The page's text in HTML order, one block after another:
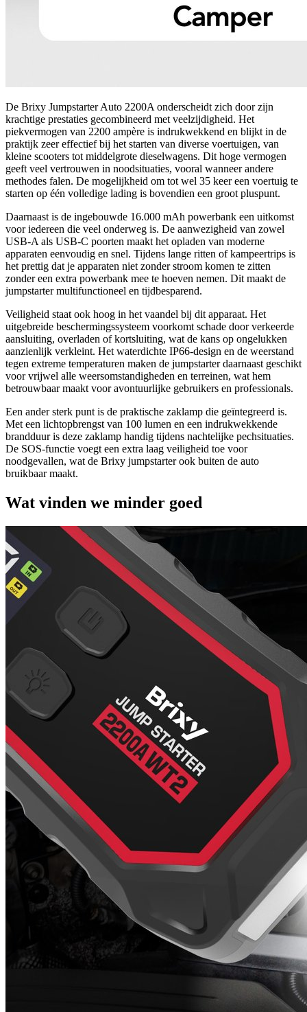
De Brixy Jumpstarter Auto 2200A onderscheidt zich door zijn
krachtige prestaties gecombineerd met veelzijdigheid. Het
piekvermogen van 2200 ampère is indrukwekkend en blijkt in de
praktijk zeer effectief bij het starten van diverse voertuigen, van
kleine scooters tot middelgrote dieselwagens. Dit hoge vermogen
geeft veel vertrouwen in noodsituaties, vooral wanneer andere
methodes falen. De mogelijkheid om tot wel 35 keer een voertuig te
starten op één volledige lading is bovendien een groot pluspunt.
Daarnaast is de ingebouwde 16.000 mAh powerbank een uitkomst
voor iedereen die veel onderweg is. De aanwezigheid van zowel
USB-A als USB-C poorten maakt het opladen van moderne
apparaten eenvoudig en snel. Tijdens lange ritten of kampeertrips is
het prettig dat je apparaten niet zonder stroom komen te zitten
zonder een extra powerbank mee te hoeven nemen. Dit maakt de
jumpstarter multifunctioneel en tijdbesparend.
Veiligheid staat ook hoog in het vaandel bij dit apparaat. Het
uitgebreide beschermingssysteem voorkomt schade door verkeerde
aansluiting, overladen of kortsluiting, wat de kans op ongelukken
aanzienlijk verkleint. Het waterdichte IP66-design en de weerstand
tegen extreme temperaturen maken de jumpstarter daarnaast geschikt
voor vrijwel alle weersomstandigheden en terreinen, wat hem
betrouwbaar maakt voor avontuurlijke gebruikers en professionals.
Een ander sterk punt is de praktische zaklamp die geïntegreerd is.
Met een lichtopbrengst van 100 lumen en een indrukwekkende
brandduur is deze zaklamp handig tijdens nachtelijke pechsituaties.
De SOS-functie voegt een extra laag veiligheid toe voor
noodgevallen, wat de Brixy jumpstarter ook buiten de auto
bruikbaar maakt.
Wat vinden we minder goed